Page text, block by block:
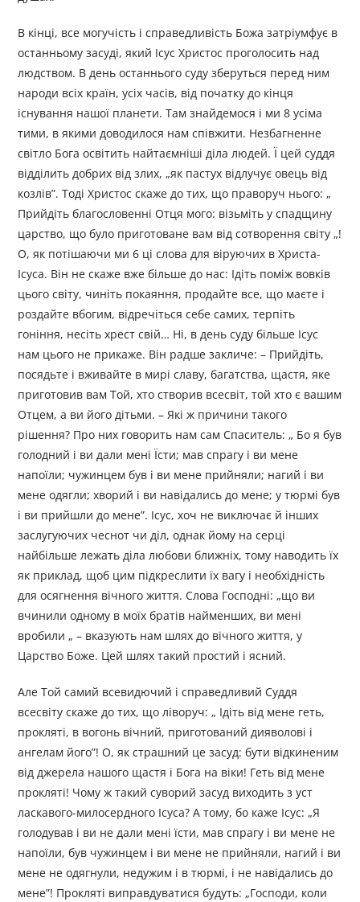
В кінці, все могучість і справедливість Божа затріумфує в
останньому засуді, який Ісус Христос проголосить над
людством. В день останнього суду зберуться перед ним
народи всіх країн, усіх часів, від початку до кінця
існування нашої планети. Там знайдемося і ми 8 усіма
тими, в якими доводилося нам співжити. Незбагненне
світло Бога освітить найтаємніші діла людей. Ї цей суддя
відділить добрих від злих, „як пастух відлучує овець від
козлів”. Тоді Христос скаже до тих, що праворуч нього: „
Прийдіть благословенні Отця мого: візьміть у спадщину
царство, що було приготоване вам від сотворення світу „!
О, як потішаючи ми 6 ці слова для віруючих в Христа-
Ісуса. Він не скаже вже більше до нас: Ідіть поміж вовків
цього світу, чиніть покаяння, продайте все, що маєте і
роздайте вбогим, відречіться себе самих, терпіть
гоніння, несіть хрест свій… Ні, в день суду більше Ісус
нам цього не прикаже. Він радше закличе: – Прийдіть,
посядьте і вживайте в мирі славу, багатства, щастя, яке
приготовив вам Той, хто створив всесвіт, той хто є вашим
Отцем, а ви його дітьми. – Які ж причини такого
рішення? Про них говорить нам сам Спаситель: „ Бо я був
голодний і ви дали мені Їсти; мав спрагу і ви мене
напоїли; чужинцем був і ви мене прийняли; нагий і ви
мене одягли; хворий і ви навідались до мене; у тюрмі був
і ви прийшли до мене”. Ісус, хоч не виключає й інших
заслугуючих чеснот чи діл, однак йому на серці
найбільше лежать діла любови ближніх, тому наводить їх
як приклад, щоб цим підкреслити їх вагу і необхідність
для осягнення вічного життя. Слова Господні: „що ви
вчинили одному в моїх братів найменших, ви мені
вробили „ – вказують нам шлях до вічного життя, у
Царство Боже. Цей шлях такий простий і ясний.
Але Той самий всевидючий і справедливий Суддя
всесвіту скаже до тих, що ліворуч: „ Ідіть від мене геть,
прокляті, в вогонь вічний, приготований дияволові і
ангелам його”! О, як страшний це засуд: бути відкиненим
від джерела нашого щастя і Бога на віки! Геть від мене
прокляті! Чому ж такий суворий засуд виходить з уст
ласкавого-милосердного Ісуса? А тому, бо каже Ісус: „Я
голодував і ви не дали мені їсти, мав спрагу і ви мене не
напоїли, був чужинцем і ви мене не прийняли, нагий і ви
мене не одягнули, недужим і в тюрмі, і не навідались до
мене”! Прокляті виправдуватися будуть: „Господи, коли